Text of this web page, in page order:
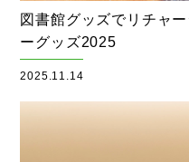
図書館グッズでリチャ
ーグッズ2025
2025.11.14